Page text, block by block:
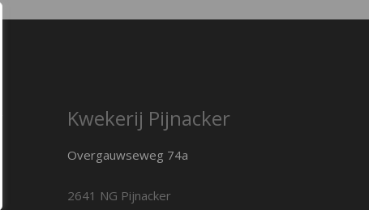
Kwekerij Pijnacker
Overgauwseweg 74a
2641 NG Pijnacker